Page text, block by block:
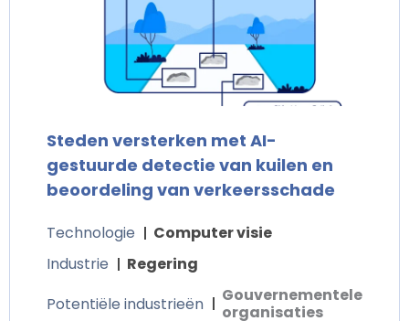
Steden versterken met AI-
gestuurde detectie van kuilen en
beoordeling van verkeersschade
Technologie
Computer visie
Industrie
Regering
Potentiële industrieën
Gouvernementele
organisaties